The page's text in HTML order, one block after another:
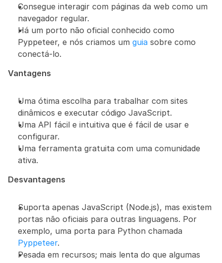
Consegue interagir com páginas da web como um
navegador regular.
Há um porto não oficial conhecido como
Pyppeteer, e nós criamos um guia sobre como
conectá-lo.
Vantagens
Uma ótima escolha para trabalhar com sites
dinâmicos e executar código JavaScript.
Uma API fácil e intuitiva que é fácil de usar e
configurar.
Uma ferramenta gratuita com uma comunidade
ativa.
Desvantagens
Suporta apenas JavaScript (Node.js), mas existem
portas não oficiais para outras linguagens. Por
Pyppeteer.
Pesada em recursos; mais lenta do que algumas